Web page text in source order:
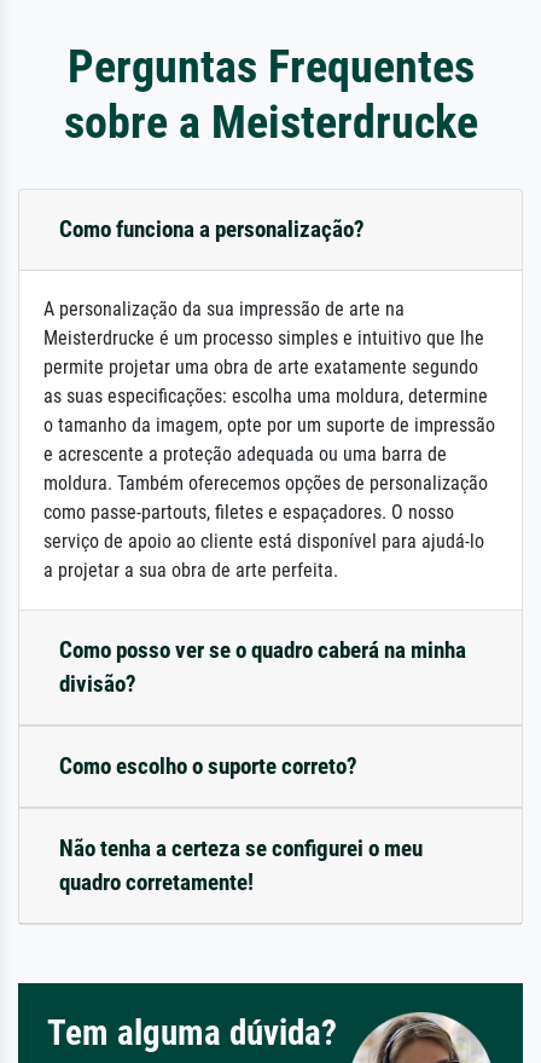
Perguntas Frequentes
sobre a Meisterdrucke
Como funciona a personalização?
A personalização da sua impressão de arte na
Meisterdrucke é um processo simples e intuitivo que lhe
permite projetar uma obra de arte exatamente segundo
as suas especificações: escolha uma moldura, determine
o tamanho da imagem, opte por um suporte de impressão
e acrescente a proteção adequada ou uma barra de
moldura. Também oferecemos opções de personalização
como passe-partouts, filetes e espaçadores. O nosso
serviço de apoio ao cliente está disponível para ajudá-lo
a projetar a sua obra de arte perfeita.
Como posso ver se o quadro caberá na minha
divisão?
Como escolho o suporte correto?
Não tenha a certeza se configurei o meu
quadro corretamente!
Tem alguma dúvida?